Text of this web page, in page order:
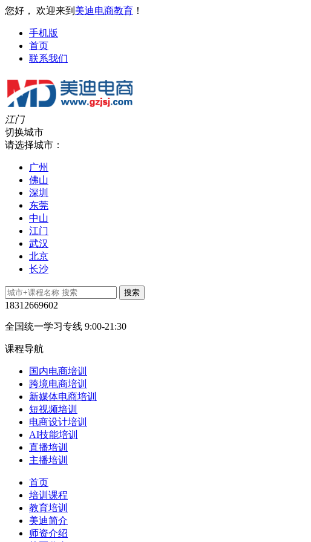
您好， 欢迎来到 美迪电商教育 ！
手机版
首页
联系我们
江门
切换城市
请选择城市：
广州
佛山
深圳
东莞
中山
江门
武汉
北京
长沙
18312669602
全国统一学习专线 9:00-21:30
课程导航
国内电商培训
跨境电商培训
新媒体电商培训
短视频培训
电商设计培训
AI技能培训
直播培训
主播培训
首页
培训课程
教育培训
美迪简介
师资介绍